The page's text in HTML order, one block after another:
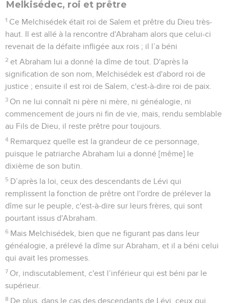
Melkisédec, roi et prêtre
1 Ce Melchisédek était roi de Salem et prêtre du Dieu très-
haut. Il est allé à la rencontre d'Abraham alors que celui-ci
revenait de la défaite infligée aux rois ; il l’a béni
2 et Abraham lui a donné la dîme de tout. D'après la
signification de son nom, Melchisédek est d'abord roi de
justice ; ensuite il est roi de Salem, c'est-à-dire roi de paix.
3 On ne lui connaît ni père ni mère, ni généalogie, ni
commencement de jours ni fin de vie, mais, rendu semblable
au Fils de Dieu, il reste prêtre pour toujours.
4 Remarquez quelle est la grandeur de ce personnage,
puisque le patriarche Abraham lui a donné [même] le
dixième de son butin.
5 D’après la loi, ceux des descendants de Lévi qui
remplissent la fonction de prêtre ont l'ordre de prélever la
dîme sur le peuple, c'est-à-dire sur leurs frères, qui sont
pourtant issus d'Abraham.
6 Mais Melchisédek, bien que ne figurant pas dans leur
généalogie, a prélevé la dîme sur Abraham, et il a béni celui
qui avait les promesses.
7 Or, indiscutablement, c'est l’inférieur qui est béni par le
supérieur.
8 De plus, dans le cas des descendants de Lévi, ceux qui